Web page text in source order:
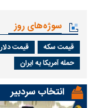
سوژه‌های روز
قیمت سکه قیمت دلار
حمله آمریکا به ایران
انتخاب سردبیر